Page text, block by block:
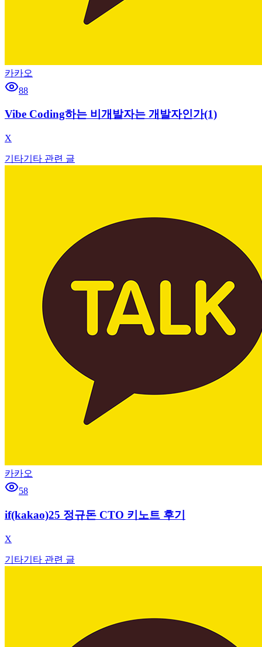
카카오
88
Vibe Coding하는 비개발자는 개발자인가(1)
X
기타기타 관련 글
카카오
58
if(kakao)25 정규돈 CTO 키노트 후기
X
기타기타 관련 글